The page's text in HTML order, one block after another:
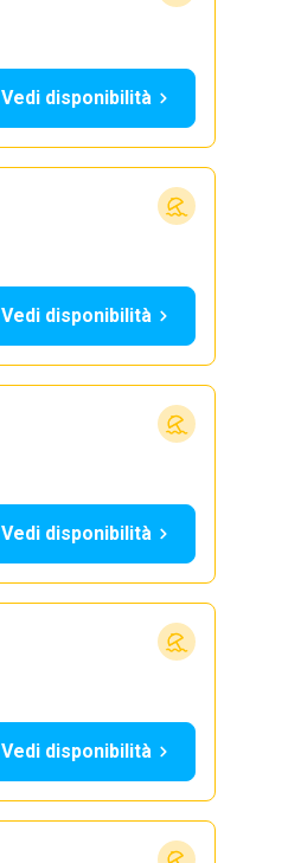
Vedi disponibilità
Vedi disponibilità
Vedi disponibilità
Vedi disponibilità